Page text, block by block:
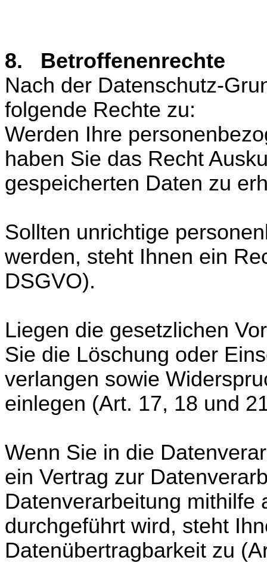
8. Betroffenenrechte
Nach der Datenschutz-
folgende Rechte zu:
Werden Ihre
haben Sie das Recht
gespeicherten Daten zu
Sollten unrichtige
werden, steht Ihnen ein
DSGVO).
Liegen die gesetzlichen
Sie die Löschung oder
verlangen sowie
einlegen (Art. 17, 18 und
Wenn Sie in die
ein Vertrag zur
Datenverarbeitung mithilfe
durchgeführt wird, steht
Datenübertragbarkeit zu